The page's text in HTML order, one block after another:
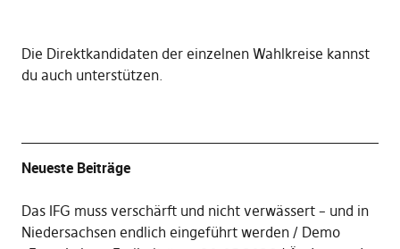
Die Direktkandidaten der einzelnen Wahlkreise kannst
du auch unterstützen.
Neueste Beiträge
Das IFG muss verschärft und nicht verwässert – und in
Niedersachsen endlich eingeführt werden
Demo